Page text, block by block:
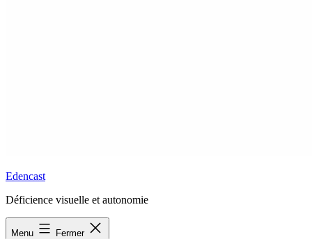
Edencast
Déficience visuelle et autonomie
Menu Fermer